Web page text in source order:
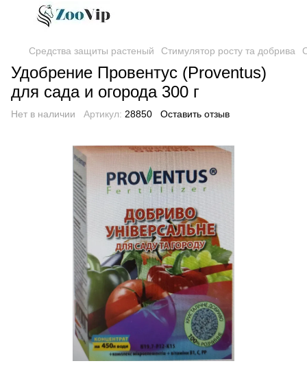
Средства защиты растеный Стимулятор росту та добрива
Удобрение Провентус (Proventus)
для сада и огорода 300 г
Нет в наличии Артикул: 28850 Оставить отзыв